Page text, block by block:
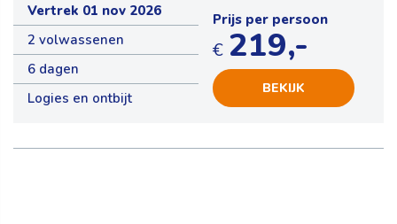
Vertrek 01 nov 2026
2 volwassenen
6 dagen
Logies en ontbijt
Prijs per persoon
€ 219,-
BEKIJK